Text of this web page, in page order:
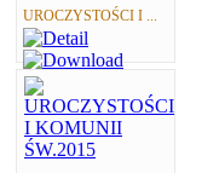
UROCZYSTOŚCI I ...